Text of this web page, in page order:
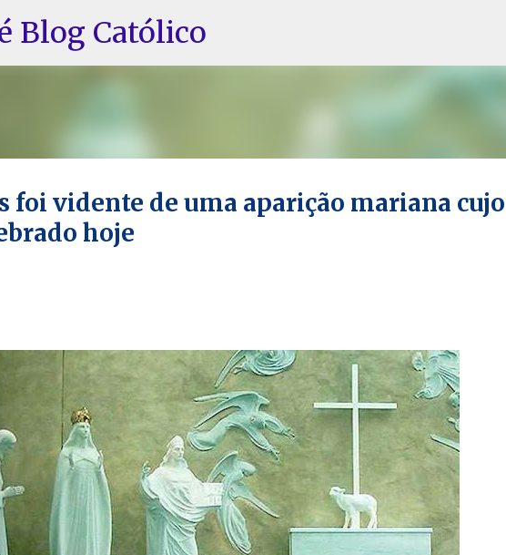
Pular para o conteúdo principal
Blog Católico
foi vidente de uma aparição mariana cujo
hoje